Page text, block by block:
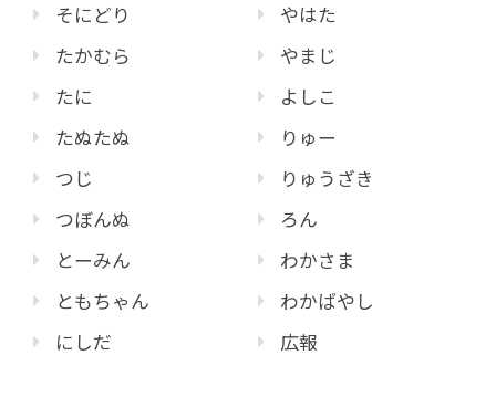
そにどり
たかむら
たに
たぬたぬ
つじ
つぼんぬ
とーみん
ともちゃん
にしだ
やはた
やまじ
よしこ
りゅー
りゅうざき
ろん
わかさま
わかばやし
広報